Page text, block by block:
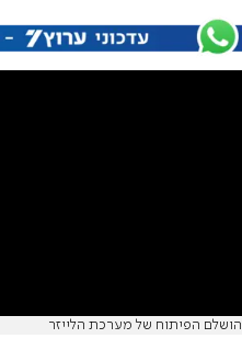
הושלם הפיתוח של מערכת הלייזר